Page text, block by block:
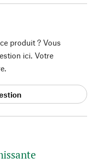
produit ? Vous
ici. Votre